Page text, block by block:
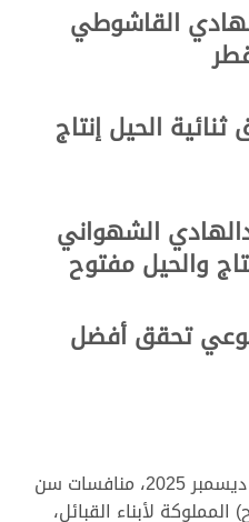
القاشوطي
الحيل إنتاج
الشهواني
والحيل مفتوح
تحقق أفضل
انطلقت صباح اليوم الجمعة 26 ديسمبر 2025، منافسات سن
المملوكة لأبناء القبائل،